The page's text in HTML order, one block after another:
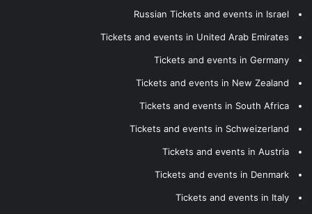
Russian Tickets and events in Israel
Tickets and events in United Arab Emirates
Tickets and events in Germany
Tickets and events in New Zealand
Tickets and events in South Africa
Tickets and events in Schweizerland
Tickets and events in Austria
Tickets and events in Denmark
Tickets and events in Italy